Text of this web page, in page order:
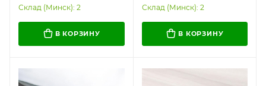
нержавеющая сталь /
долговечный
Склад (Минск): 2
В КОРЗИНУ
Склад (Минск): 2
В КОРЗИНУ